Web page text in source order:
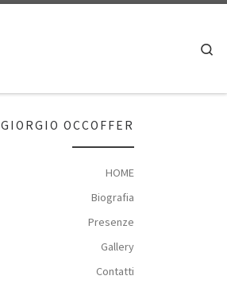
GIORGIO OCCOFFER
HOME
Biografia
Presenze
Gallery
Contatti